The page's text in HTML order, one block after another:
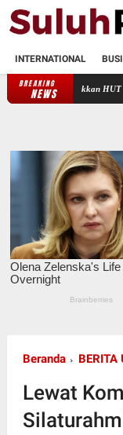
INTERNATIONAL
BREAKING
NEWSHUT RI Ke-81,
Beranda BERITA
Lewat